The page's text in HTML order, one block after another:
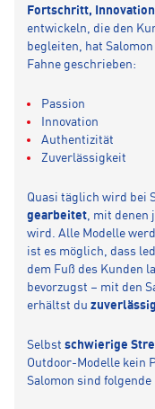
Fortschritt,
entwickeln, die den
begleiten, hat
Fahne geschrieben:
Passion
Innovation
Authentizität
Zuverlässigkeit
Quasi täglich wird bei
gearbeitet , mit
wird. Alle Modelle
ist es möglich, dass
dem Fuß des Kunden
bevorzugst – mit den
erhältst du
Selbst schwierige
Outdoor-Modelle kein
Salomon sind